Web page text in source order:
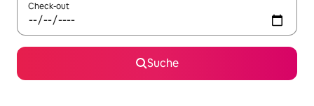
Check-out
Suche